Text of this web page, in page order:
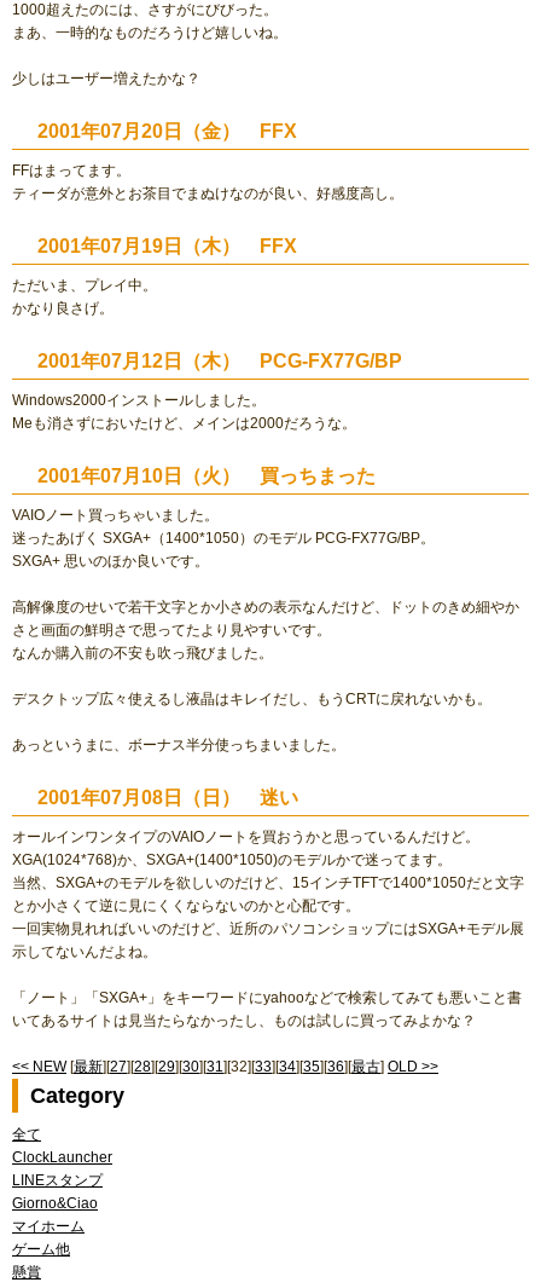
1000超えたのには、さすがにびびった。
まあ、一時的なものだろうけど嬉しいね。
少しはユーザー増えたかな？
2001年07月20日（金） FFX
FFはまってます。
ティーダが意外とお茶目でまぬけなのが良い、好感度高し。
2001年07月19日（木） FFX
ただいま、プレイ中。
かなり良さげ。
2001年07月12日（木） PCG-FX77G/BP
Windows2000インストールしました。
Meも消さずにおいたけど、メインは2000だろうな。
2001年07月10日（火） 買っちまった
VAIOノート買っちゃいました。
迷ったあげく SXGA+（1400*1050）のモデル PCG-FX77G/BP。
SXGA+ 思いのほか良いです。
高解像度のせいで若干文字とか小さめの表示なんだけど、ドットのきめ細やか
さと画面の鮮明さで思ってたより見やすいです。
なんか購入前の不安も吹っ飛びました。
デスクトップ広々使えるし液晶はキレイだし、もうCRTに戻れないかも。
あっというまに、ボーナス半分使っちまいました。
2001年07月08日（日） 迷い
オールインワンタイプのVAIOノートを買おうかと思っているんだけど。
XGA(1024*768)か、SXGA+(1400*1050)のモデルかで迷ってます。
当然、SXGA+のモデルを欲しいのだけど、15インチTFTで1400*1050だと文字
とか小さくて逆に見にくくならないのかと心配です。
一回実物見れればいいのだけど、近所のパソコンショップにはSXGA+モデル展
示してないんだよね。
「ノート」「SXGA+」をキーワードにyahooなどで検索してみても悪いこと書
いてあるサイトは見当たらなかったし、ものは試しに買ってみよかな？
<< NEW[最新][27][28][29][30][31][32][33][34][35][36][最古] OLD >>
Category
全て
ClockLauncher
LINEスタンプ
Giorno&Ciao
マイホーム
ゲーム他
懸賞